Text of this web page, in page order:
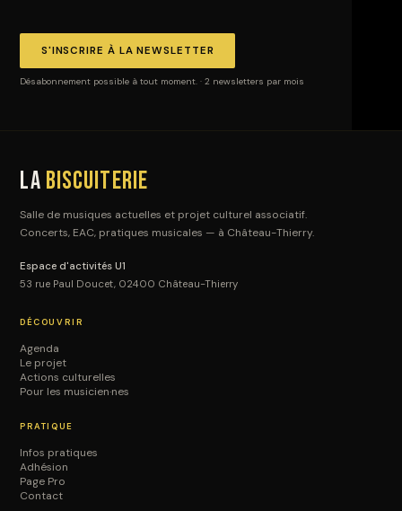
S'INSCRIRE À LA NEWSLETTER
Désabonnement possible à tout moment. · 2 newsletters par mois
La Biscuiterie
Salle de musiques actuelles et projet culturel associatif.
Concerts, EAC, pratiques musicales — à Château-Thierry.
Espace d'activités U1
53 rue Paul Doucet, 02400 Château-Thierry
DÉCOUVRIR
Agenda
Le projet
Actions culturelles
Pour les musicien·nes
PRATIQUE
Infos pratiques
Adhésion
Page Pro
Contact